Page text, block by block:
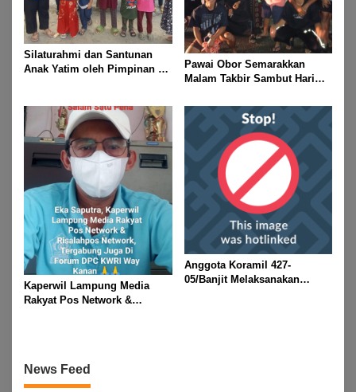
Silaturahmi dan Santunan
Anak Yatim oleh Pimpinan PT
Pawai Obor Semarakkan
Malam Takbir Sambut Hari
M, Di Kampung Simpang
Asam, Kecamatan Banjit
Kaperwil Lampung Media
Rakyat Pos Network &
Raya Idul Fitri 1447 Hijriah-
2026 M
Anggota Koramil 427-
05/Banjit Melaksanakan
News Feed